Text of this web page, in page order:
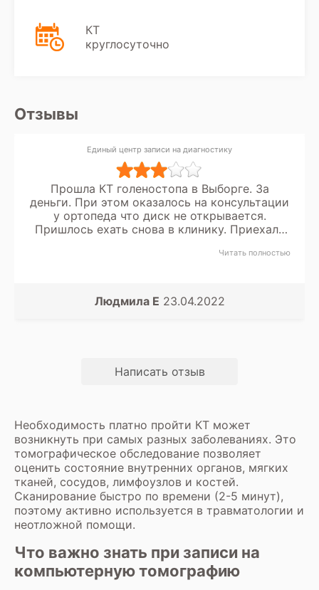
КТ
круглосуточно
Отзывы
Единый центр записи на диагностику
Прошла КТ голеностопа в Выборге. За
деньги. При этом оказалось на консультации
у ортопеда что диск не открывается.
Пришлось ехать снова в клинику. Приехала
с его слов - одна рябь. Очень низкое
можно доверять.
Читать полностью
Людмила Е 23.04.2022
Написать отзыв
Необходимость платно пройти КТ может
возникнуть при самых разных заболеваниях. Это
томографическое обследование позволяет
оценить состояние внутренних органов, мягких
тканей, сосудов, лимфоузлов и костей.
Сканирование быстро по времени (2-5 минут),
поэтому активно используется в травматологии и
неотложной помощи.
Что важно знать при записи на
компьютерную томографию